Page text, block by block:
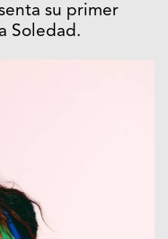
su primer
Soledad.